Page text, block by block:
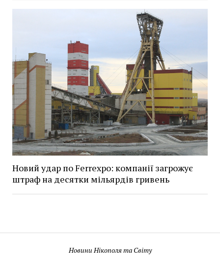
Новий удар по Ferrexpo: компанії загрожує
штраф на десятки мільярдів гривень
Новини Нікополя та Світу